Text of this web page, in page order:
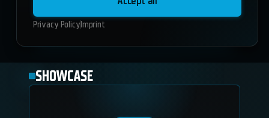
QBCore
SHOWCASE
Privacy Policy Imprint